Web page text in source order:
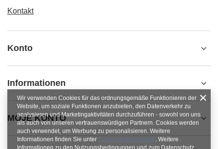
Kontakt
Konto
Informationen
MOJE KONTO
Wir verwenden Cookies für das ordnungsgemäße Funktionieren der
Website, um soziale Funktionen anzubieten, den Datenverkehr zu
analysieren und Marketingaktivitäten durchzuführen - sowohl von uns
als auch von unseren vertrauenswürdigen Partnern. Cookies werden
auch verwendet, um Werbung zu personalisieren. Weitere
Informationen finden Sie unter Datenschutzhinweise. Weitere
Informationen zu den Nutzungsbedingungen und zum Datenschutz